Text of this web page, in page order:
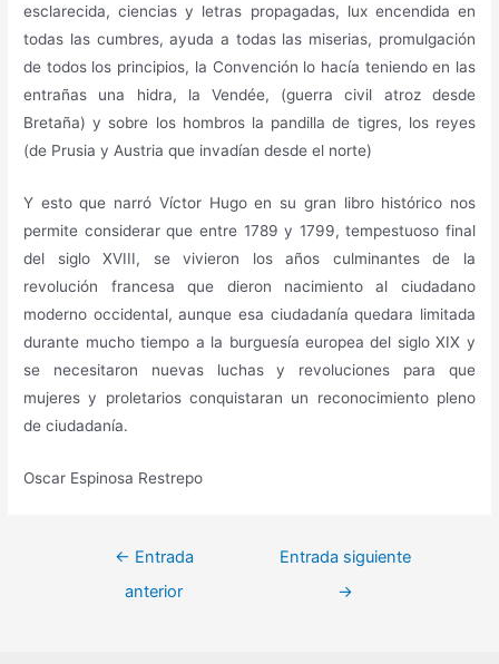
esclarecida, ciencias y letras propagadas, lux encendida en
todas las cumbres, ayuda a todas las miserias, promulgación
de todos los principios, la Convención lo hacía teniendo en las
entrañas una hidra, la Vendée, (guerra civil atroz desde
Bretaña) y sobre los hombros la pandilla de tigres, los reyes
(de Prusia y Austria que invadían desde el norte)
Y esto que narró Víctor Hugo en su gran libro histórico nos
permite considerar que entre 1789 y 1799, tempestuoso final
del siglo XVIII, se vivieron los años culminantes de la
revolución francesa que dieron nacimiento al ciudadano
moderno occidental, aunque esa ciudadanía quedara limitada
durante mucho tiempo a la burguesía europea del siglo XIX y
se necesitaron nuevas luchas y revoluciones para que
mujeres y proletarios conquistaran un reconocimiento pleno
de ciudadanía.
Oscar Espinosa Restrepo
Navegación
← Entrada
anterior
Entrada siguiente
→